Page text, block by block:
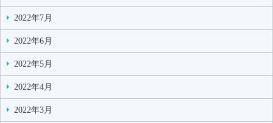
2022年7月
2022年6月
2022年5月
2022年4月
2022年3月